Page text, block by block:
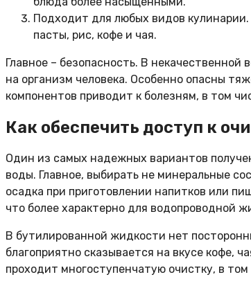
Подходит для любых видов
пасты, рис, кофе и чая.
Главное – безопасность. В
на организм человека. Особенно опасны
компонентов приводит к болезням, в том
Как обеспечить доступ к
Один из самых надежных вариантов
воды. Главное, выбирать не минеральные
осадка при приготовлении напитков или
что более характерно для водопроводной
В бутилированной жидкости нет
благоприятно сказывается на вкусе кофе,
проходит многоступенчатую очистку, в